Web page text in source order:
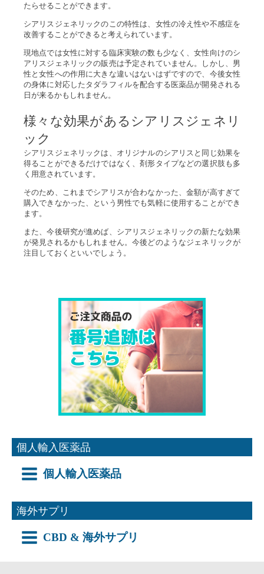
たらせることができます。
シアリスジェネリックのこの特性は、女性の冷え性や不感症を
改善することができると考えられています。
現地点では女性に対する臨床実験の数も少なく、女性向けのシ
アリスジェネリックの販売は予定されていません。しかし、男
性と女性への作用に大きな違いはないはずですので、今後女性
の身体に対応したタダラフィルを配合する医薬品が開発される
日が来るかもしれません。
様々な効果があるシアリスジェネリ
ック
シアリスジェネリックは、オリジナルのシアリスと同じ効果を
得ることができるだけではなく、剤形タイプなどの選択肢も多
く用意されています。
そのため、これまでシアリスが合わなかった、金額が高すぎて
購入できなかった、という男性でも気軽に使用することができ
ます。
また、今後研究が進めば、シアリスジェネリックの新たな効果
が発見されるかもしれません。今後どのようなジェネリックが
注目しておくといいでしょう。
個人輸入医薬品
個人輸入医薬品
海外サプリ
CBD & 海外サプリ